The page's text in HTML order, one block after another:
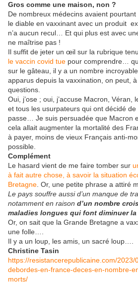
Gros comme une maison, non ?
De nombreux médecins avaient
le diable en vaxxinant avec un produit
n’a aucun recul… Et qui plus est avec
ne maîtrise pas !
Il suffit de jeter un œil sur la rubrique
le vaccin covid tue pour comprendre…
sur le gâteau, il y a un nombre
apparus depuis la vaxxination, on peut,
questions.
Oui, j’ose ; oui, j’accuse Macron, Véran,
et tous les usurpateurs qui ont décidé
passe… Je suis persuadée que Macron
cela allait augmenter la mortalité des
à payer, moins de vieux Français anti-
possible.
Complément
Le hasard vient de me faire tomber sur
à fait autre chose, à savoir la situation
Bretagne . Or, une petite phrase a attiré
Le pays souffre aussi d’un manque de
notamment en raison d’un nombre
maladies longues qui font diminuer
Or, on sait que la Grande Bretagne a
une folle….
Il y a un loup, les amis, un sacré loup….
Christine Tasin
https://resistancerepublicaine.com/2023/
debordes-en-france-deces-en-nombre-
morts/